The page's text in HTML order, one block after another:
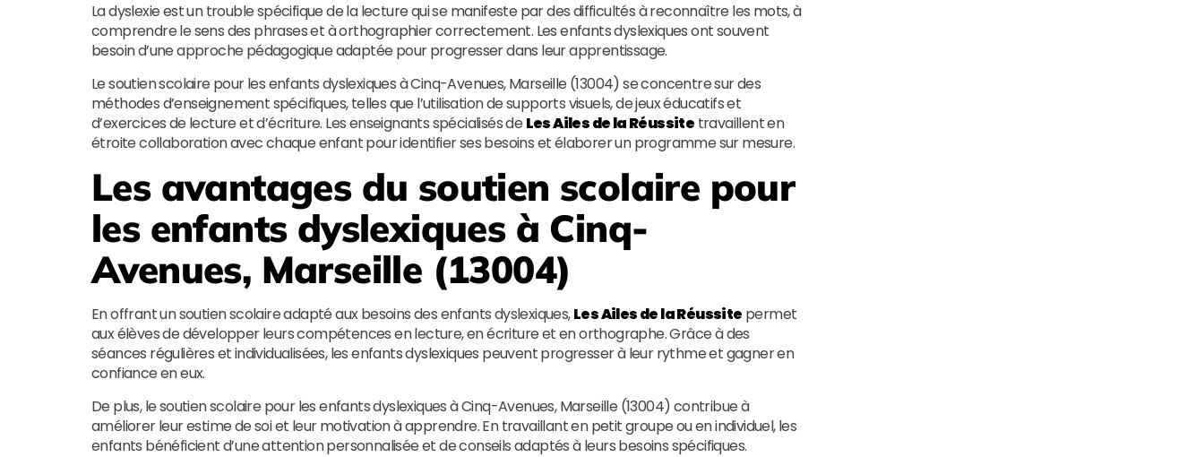
La dyslexie est un trouble spécifique de la lecture qui se manifeste par des difficultés à reconnaître les mots, à
comprendre le sens des phrases et à orthographier correctement. Les enfants dyslexiques ont souvent
besoin d’une approche pédagogique adaptée pour progresser dans leur apprentissage.
Le soutien scolaire pour les enfants dyslexiques à Cinq-Avenues, Marseille (13004) se concentre sur des
méthodes d’enseignement spécifiques, telles que l’utilisation de supports visuels, de jeux éducatifs et
d’exercices de lecture et d’écriture. Les enseignants spécialisés de Les Ailes de la Réussite travaillent en
étroite collaboration avec chaque enfant pour identifier ses besoins et élaborer un programme sur mesure.
Les avantages du soutien scolaire pour
les enfants dyslexiques à Cinq-
Avenues, Marseille (13004)
En offrant un soutien scolaire adapté aux besoins des enfants dyslexiques,Les Ailes de la Réussite permet
aux élèves de développer leurs compétences en lecture, en écriture et en orthographe. Grâce à des
séances régulières et individualisées, les enfants dyslexiques peuvent progresser à leur rythme et gagner en
confiance en eux.
De plus, le soutien scolaire pour les enfants dyslexiques à Cinq-Avenues, Marseille (13004) contribue à
améliorer leur estime de soi et leur motivation à apprendre. En travaillant en petit groupe ou en individuel, les
enfants bénéficient d’une attention personnalisée et de conseils adaptés à leurs besoins spécifiques.